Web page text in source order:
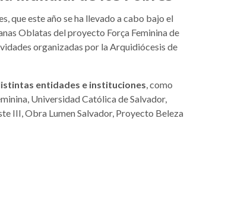
que este año se ha llevado a cabo bajo el
Oblatas del proyecto Força Feminina de
organizadas por la Arquidiócesis de
entidades e instituciones, como
Universidad Católica de Salvador,
III, Obra Lumen Salvador, Proyecto Beleza